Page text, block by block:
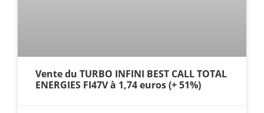
Vente du TURBO INFINI BEST CALL TOTAL
ENERGIES FI47V à 1,74 euros (+ 51%)